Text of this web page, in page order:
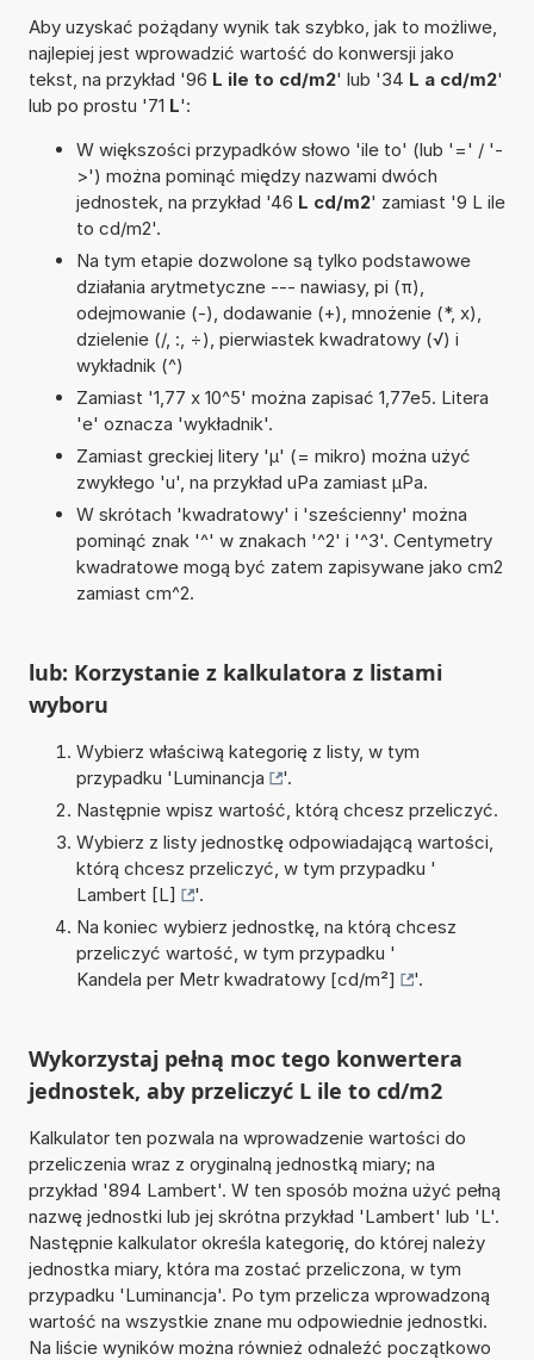
Aby uzyskać pożądany wynik tak szybko, jak to możliwe,
najlepiej jest wprowadzić wartość do konwersji jako
tekst, na przykład '96 L ile to cd/m2' lub '34 L a cd/m2'
lub po prostu '71 L':
W większości przypadków słowo 'ile to' (lub '=' / '-
>') można pominąć między nazwami dwóch
jednostek, na przykład '46 L cd/m2' zamiast '9 L ile
to cd/m2'.
Na tym etapie dozwolone są tylko podstawowe
działania arytmetyczne --- nawiasy, pi (π),
odejmowanie (-), dodawanie (+), mnożenie (*, x),
dzielenie (/, :, ÷), pierwiastek kwadratowy (√) i
wykładnik (^)
Zamiast '1,77 x 10^5' można zapisać 1,77e5. Litera
'e' oznacza 'wykładnik'.
Zamiast greckiej litery 'µ' (= mikro) można użyć
zwykłego 'u', na przykład uPa zamiast µPa.
W skrótach 'kwadratowy' i 'sześcienny' można
pominąć znak '^' w znakach '^2' i '^3'. Centymetry
kwadratowe mogą być zatem zapisywane jako cm2
zamiast cm^2.
lub: Korzystanie z kalkulatora z listami
wyboru
Wybierz właściwą kategorię z listy, w tym
przypadku 'Luminancja
'.
Następnie wpisz wartość, którą chcesz przeliczyć.
Wybierz z listy jednostkę odpowiadającą wartości,
którą chcesz przeliczyć, w tym przypadku '
Lambert [L]
'.
Na koniec wybierz jednostkę, na którą chcesz
przeliczyć wartość, w tym przypadku '
Kandela per Metr kwadratowy [cd/m²]
'.
Wykorzystaj pełną moc tego konwertera
jednostek, aby przeliczyć L ile to cd/m2
Kalkulator ten pozwala na wprowadzenie wartości do
przeliczenia wraz z oryginalną jednostką miary; na
przykład '894 Lambert'. W ten sposób można użyć pełną
nazwę jednostki lub jej skrótna przykład 'Lambert' lub 'L'.
Następnie kalkulator określa kategorię, do której należy
jednostka miary, która ma zostać przeliczona, w tym
przypadku 'Luminancja'. Po tym przelicza wprowadzoną
wartość na wszystkie znane mu odpowiednie jednostki.
Na liście wyników można również odnaleźć początkowo